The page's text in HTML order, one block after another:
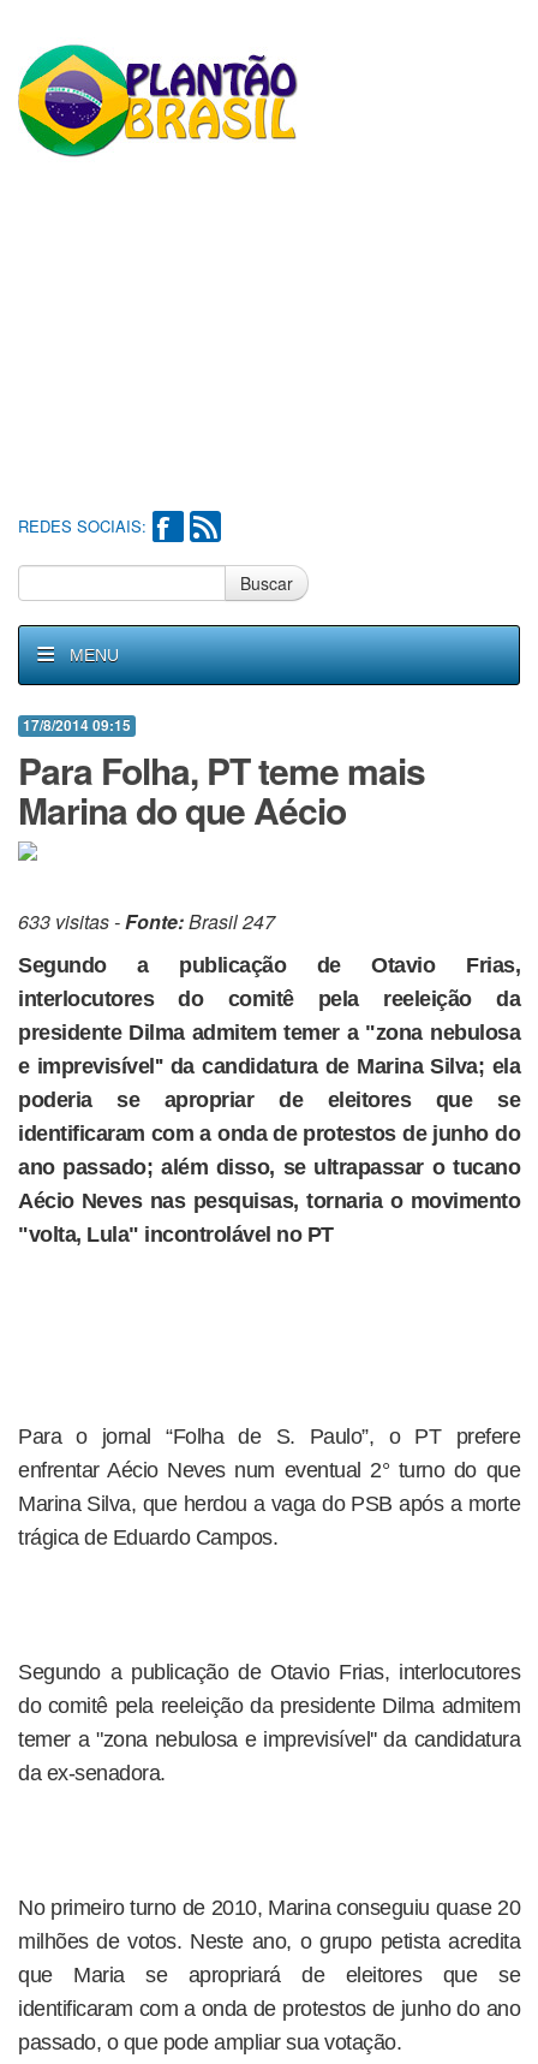
REDES SOCIAIS:
Buscar
MENU
17/8/2014 09:15
Para Folha, PT teme mais
Marina do que Aécio
633 visitas -Fonte:Brasil 247
Segundo a publicação de Otavio Frias,
interlocutores do comitê pela reeleição da
presidente Dilma admitem temer a "zona nebulosa
e imprevisível'' da candidatura de Marina Silva; ela
poderia se apropriar de eleitores que se
identificaram com a onda de protestos de junho do
ano passado; além disso, se ultrapassar o tucano
Aécio Neves nas pesquisas, tornaria o movimento
"volta, Lula" incontrolável no PT
Para o jornal “Folha de S. Paulo”, o PT prefere
enfrentar Aécio Neves num eventual 2° turno do que
Marina Silva, que herdou a vaga do PSB após a morte
trágica de Eduardo Campos.
Segundo a publicação de Otavio Frias, interlocutores
do comitê pela reeleição da presidente Dilma admitem
temer a "zona nebulosa e imprevisível'' da candidatura
da ex-senadora.
No primeiro turno de 2010, Marina conseguiu quase 20
milhões de votos. Neste ano, o grupo petista acredita
que Maria se apropriará de eleitores que se
identificaram com a onda de protestos de junho do ano
passado, o que pode ampliar sua votação.